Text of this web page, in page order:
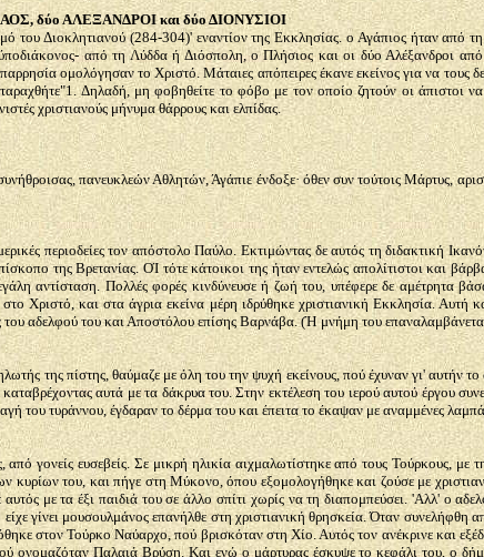
δύο ΑΛΕΞΑΝΔΡΟΙ και δύο ΔΙΟΝΥΣΙΟΙ
του Διοκλητιανού (284-304)' εναντίον της Εκκλησίας. ο Αγάπιος ήταν
από τη Λύδδα ή Διόσπολη, ο Πλήσιος και οι δύο Αλέξανδροι
ομολόγησαν το Χριστό. Μάταιες απόπειρες έκανε εκείνος για να τους
Δηλαδή, μη φοβηθείτε το φόβο με τον οποίο ζητούν οι άπιστοι
χριστιανούς μήνυμα θάρρους και ελπίδας.
πανευκλεών Αθλητών, Άγάπιε ένδοξε· όθεν συν τούτοις Μάρτυς,
περιοδείες τον απόστολο Παύλο. Εκτιμώντας δε αυτός τη διδακτική
της Βρετανίας. ΟΊ τότε κάτοικοι της ήταν εντελώς απολίτιστοι και
αντίσταση. Πολλές φορές κινδύνευσε ή ζωή του, υπέφερε δε αμέτρητα
Χριστό, και στα άγρια εκείνα μέρη ιδρύθηκε χριστιανική Εκκλησία. Αυτή
του αδελφού του και Αποστόλου επίσης Βαρνάβα. (Ή μνήμη του
της πίστης, θαύμαζε με όλη του την ψυχή εκείνους, πού έχυναν γι' αυτήν
αυτά με τα δάκρυα του. Στην εκτέλεση του ιερού αυτού έργου
του τυράννου, έγδαραν το δέρμα του και έπειτα το έκαψαν με αναμμένες
γονείς ευσεβείς. Σε μικρή ηλικία αιχμαλωτίστηκε από τους Τούρκους, με
κυρίων του, και πήγε στη Μύκονο, όπου εξομολογήθηκε και ζούσε με
με τα έξι παιδιά του σε άλλο σπίτι χωρίς να τη διαπομπεύσει. 'Αλλ' ο
γίνει μουσουλμάνος επανήλθε στη χριστιανική θρησκεία. Όταν
στον Τούρκο Ναύαρχο, πού βρισκόταν στη Χίο. Αυτός τον ανέκρινε και
Παλαιά Βρύση. Και ενώ ο μάρτυρας έσκυψε το κεφάλι του, ο